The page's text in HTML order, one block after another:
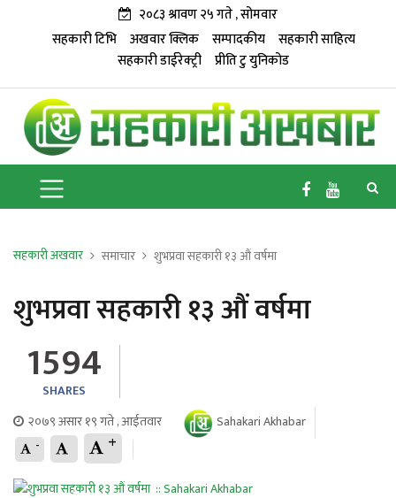
२०८३ श्रावण २५ गते , सोमवार
सहकारी टिभि
अखवार क्लिक सम्पादकीय
सहकारी साहित्य
सहकारी डाईरेक्ट्री प्रीति टु युनिकोड
सहकारी अखवार समाचार शुभप्रवा सहकारी १३ औं वर्षमा
शुभप्रवा सहकारी १३ औं वर्षमा
1594
SHARES
२०७९ असार १९ गते , आईतवार
Sahakari Akhabar
- +